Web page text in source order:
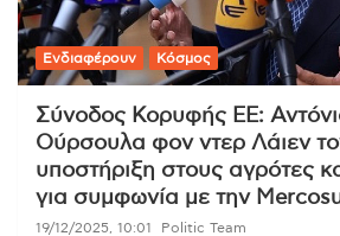
Ενδιαφέρουν Κόσμος
Σύνοδος Κορυφής ΕΕ:
Ούρσουλα φον ντερ Λάιεν
υποστήριξη στους αγρότες
για συμφωνία με την
19/12/2025, 10:01 Politic Team